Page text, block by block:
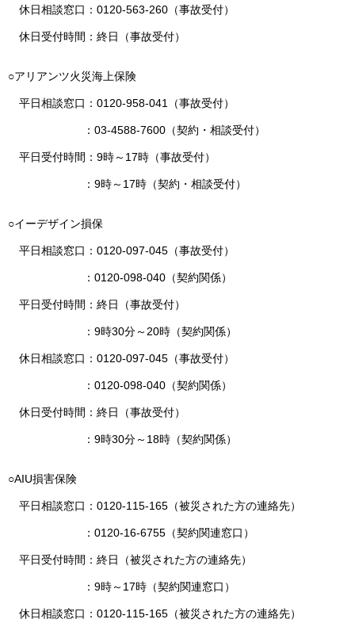
休日相談窓口：0120-563-260（事故受付）
休日受付時間：終日（事故受付）
○アリアンツ火災海上保険
平日相談窓口：0120-958-041（事故受付）
：03-4588-7600（契約・相談受付）
平日受付時間：9時～17時（事故受付）
：9時～17時（契約・相談受付）
○イーデザイン損保
平日相談窓口：0120-097-045（事故受付）
：0120-098-040（契約関係）
平日受付時間：終日（事故受付）
：9時30分～20時（契約関係）
休日相談窓口：0120-097-045（事故受付）
：0120-098-040（契約関係）
休日受付時間：終日（事故受付）
：9時30分～18時（契約関係）
○AIU損害保険
平日相談窓口：0120-115-165（被災された方の連絡先）
：0120-16-6755（契約関連窓口）
平日受付時間：終日（被災された方の連絡先）
：9時～17時（契約関連窓口）
休日相談窓口：0120-115-165（被災された方の連絡先）